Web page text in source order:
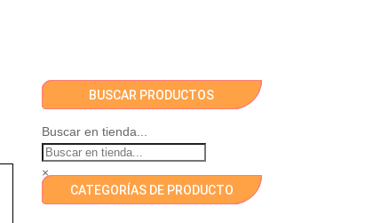
BUSCAR PRODUCTOS
Buscar en tienda...
×
CATEGORÍAS DE PRODUCTO